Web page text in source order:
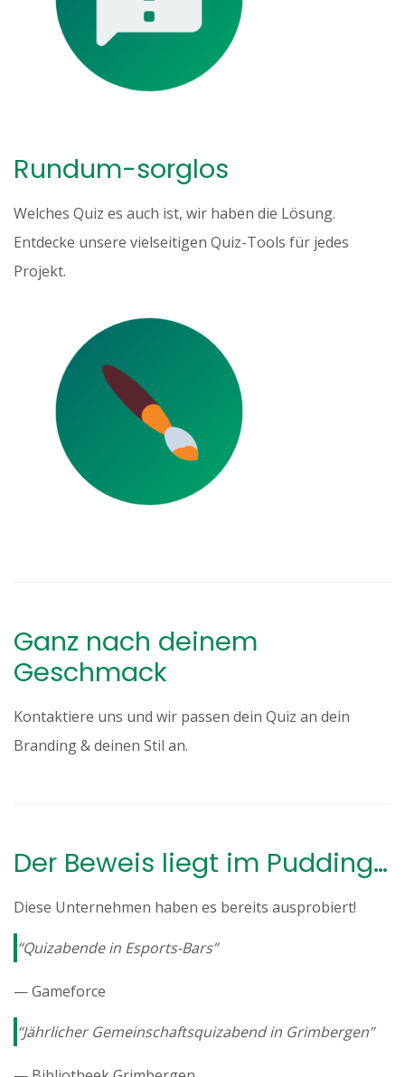
Rundum-sorglos
Welches Quiz es auch ist, wir haben die Lösung.
Entdecke unsere vielseitigen Quiz-Tools für jedes
Projekt.
Ganz nach deinem
Geschmack
Kontaktiere uns und wir passen dein Quiz an dein
Branding & deinen Stil an.
Der Beweis liegt im Pudding…
Diese Unternehmen haben es bereits ausprobiert!
“Quizabende in Esports-Bars”
— Gameforce
“Jährlicher Gemeinschaftsquizabend in Grimbergen”